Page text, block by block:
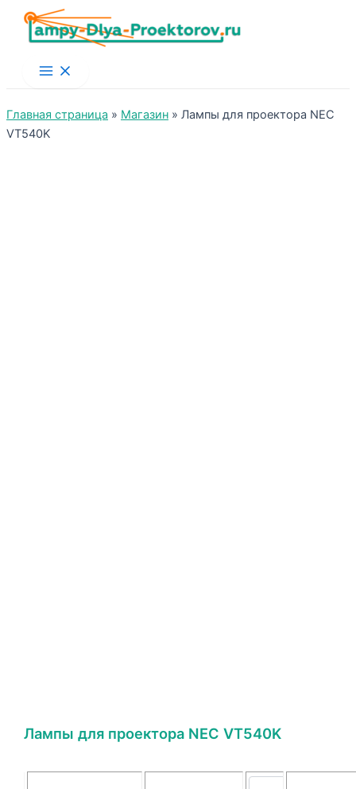
Main
Menu
Главная страница » Магазин » Лампы для проектора NEC
VT540K
Лампы для проектора NEC VT540K